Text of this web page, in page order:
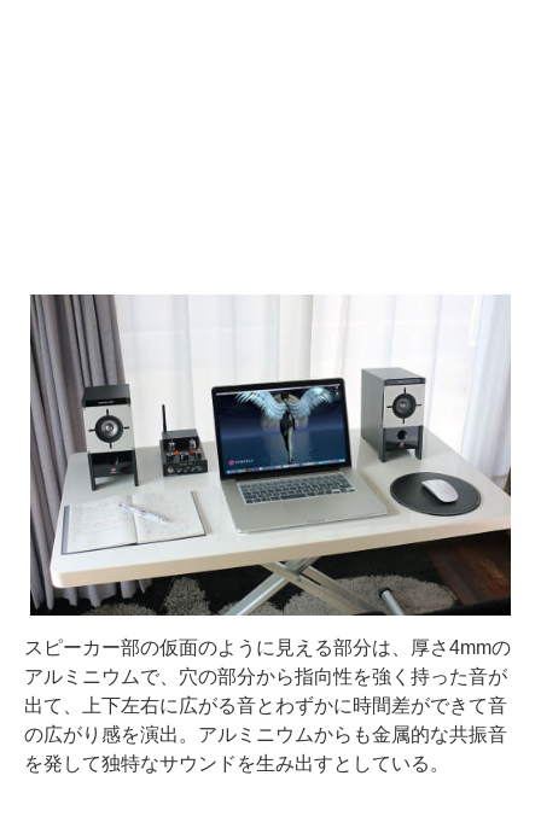
スピーカー部の仮面のように見える部分は、厚さ4mmの
アルミニウムで、穴の部分から指向性を強く持った音が
出て、上下左右に広がる音とわずかに時間差ができて音
の広がり感を演出。アルミニウムからも金属的な共振音
を発して独特なサウンドを生み出すとしている。